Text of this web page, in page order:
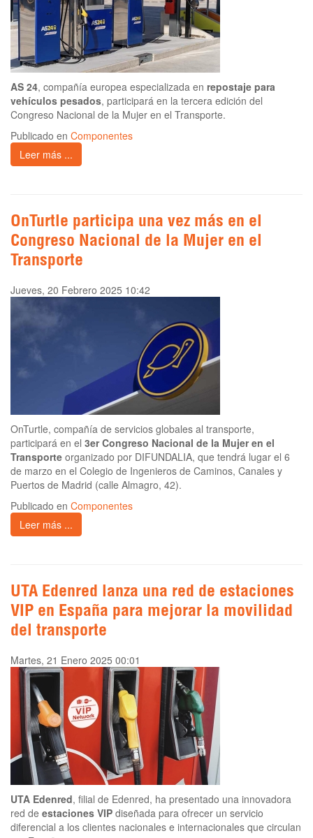
AS 24, compañía europea especializada en repostaje para
vehículos pesados, participará en la tercera edición del
Congreso Nacional de la Mujer en el Transporte.
Publicado en Componentes
Leer más ...
OnTurtle participa una vez más en el
Congreso Nacional de la Mujer en el
Transporte
Jueves, 20 Febrero 2025 10:42
OnTurtle, compañía de servicios globales al transporte,
participará en el 3er Congreso Nacional de la Mujer en el
Transporte organizado por DIFUNDALIA, que tendrá lugar el 6
de marzo en el Colegio de Ingenieros de Caminos, Canales y
Puertos de Madrid (calle Almagro, 42).
Publicado en Componentes
Leer más ...
UTA Edenred lanza una red de estaciones
VIP en España para mejorar la movilidad
del transporte
Martes, 21 Enero 2025 00:01
UTA Edenred, filial de Edenred, ha presentado una innovadora
red de estaciones VIP diseñada para ofrecer un servicio
diferencial a los clientes nacionales e internacionales que circulan